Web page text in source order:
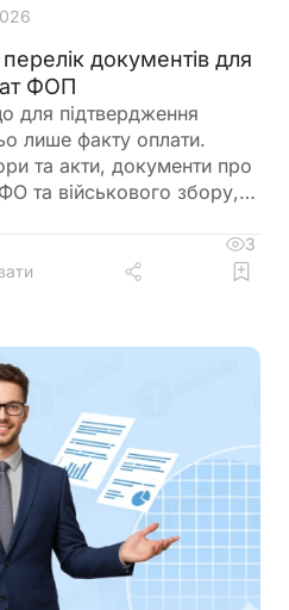
документів для
ФОП
для підтвердження
лише факту оплати.
та акти, документи про
та військового збору, а
особам
3